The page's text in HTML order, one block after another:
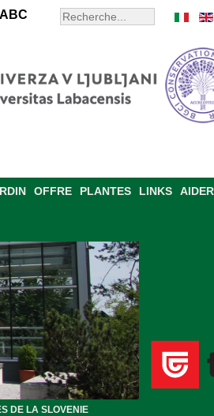
ABC
OFFRE PLANTES LINKS
DE LA SLOVENIE